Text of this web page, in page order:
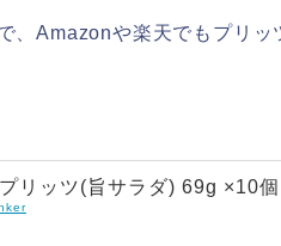
、Amazonや楽天でもプリッ
リッツ(旨サラダ) 69g ×10個